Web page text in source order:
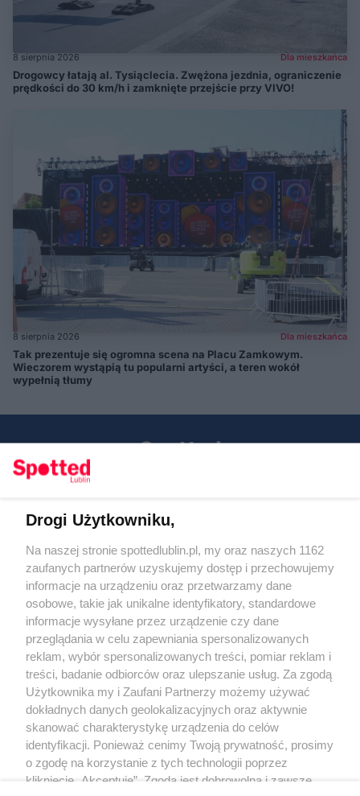
8 sierpnia 2026 Dla mieszkańca
Drogowcy łatają al. Tysiąclecia. Zwężona jezdnia, ograniczenie
prędkości do 30 km/h i zamknięte przejście przy VIVO!
8 sierpnia 2026 Dla mieszkańca
Tak prezentuje się ogromna scena na Placu Zamkowym.
Wieczorem wystąpią tu popularni artyści, a teren wokół
wypełnią tłumy
KATEGORIE
OGŁOSZENIA
WYDARZENIA
NA SKRÓTY
Regulamin
Polityka prywatności
RODO
Warunki korzystania z treści
Drogi Użytkowniku,
Na naszej stronie spottedlublin.pl, my oraz naszych 1162
zaufanych partnerów uzyskujemy dostęp i przechowujemy
informacje na urządzeniu oraz przetwarzamy dane
osobowe, takie jak unikalne identyfikatory, standardowe
informacje wysyłane przez urządzenie czy dane
przeglądania w celu zapewniania spersonalizowanych
reklam, wybór spersonalizowanych treści, pomiar reklam i
treści, badanie odbiorców oraz ulepszanie usług. Za zgodą
Użytkownika my i Zaufani Partnerzy możemy używać
dokładnych danych geolokalizacyjnych oraz aktywnie
skanować charakterystykę urządzenia do celów
identyfikacji. Ponieważ cenimy Twoją prywatność, prosimy
o zgodę na korzystanie z tych technologii poprzez
kliknięcie „Akceptuję”. Zgoda jest dobrowolna i zawsze